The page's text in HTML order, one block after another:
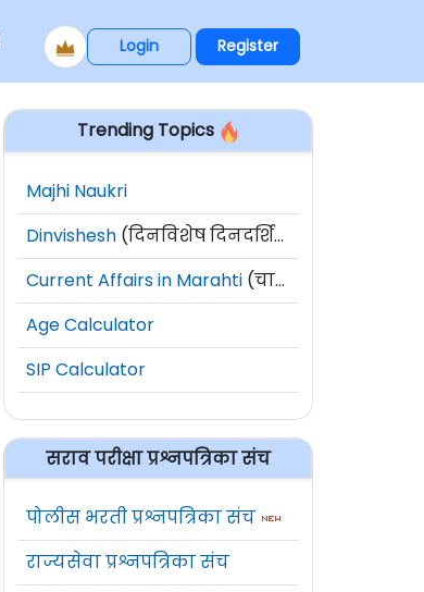
Login Register
Trending Topics
Majhi Naukri
Dinvishesh (दिनविशेष दिनदर्शिका)
Current Affairs in Marahti (चालू घडामोडी)
Age Calculator
SIP Calculator
सराव परीक्षा प्रश्नपत्रिका संच
पोलीस भरती प्रश्नपत्रिका संच
राज्यसेवा प्रश्नपत्रिका संच